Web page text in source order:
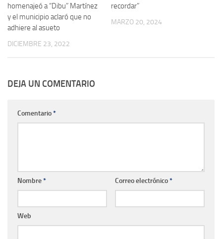
homenajeó a “Dibu” Martínez
y el municipio aclaró que no
adhiere al asueto
DICIEMBRE 23, 2022
recordar”
MARZO 20, 2024
DEJA UN COMENTARIO
Comentario*
Nombre* Correo electrónico*
Web